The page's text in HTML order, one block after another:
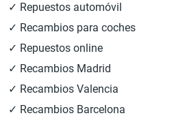
✓ Repuestos automóvil
✓ Recambios para coches
✓ Repuestos online
✓ Recambios Madrid
✓ Recambios Valencia
✓ Recambios Barcelona